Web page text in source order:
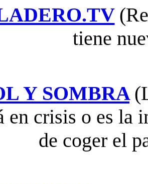
tiene
Y SOMBRA
en crisis o es la
de coger el